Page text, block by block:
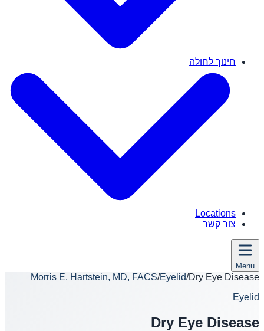
חינוך לחולה
Locations
צור קשר
Menu
Morris E. Hartstein, MD, FACS/Eyelid/Dry Eye Disease
Eyelid
Dry Eye Disease